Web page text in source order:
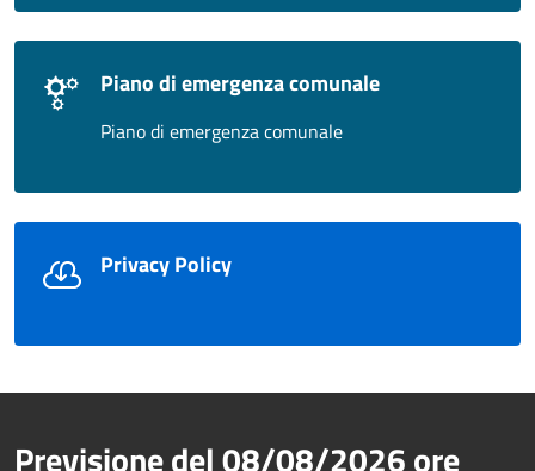
Piano di emergenza comunale
Piano di emergenza comunale
Privacy Policy
Previsione del08/08/2026ore